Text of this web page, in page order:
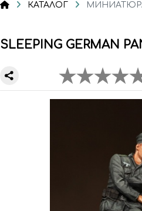
КАТАЛОГ
SLEEPING GERMAN